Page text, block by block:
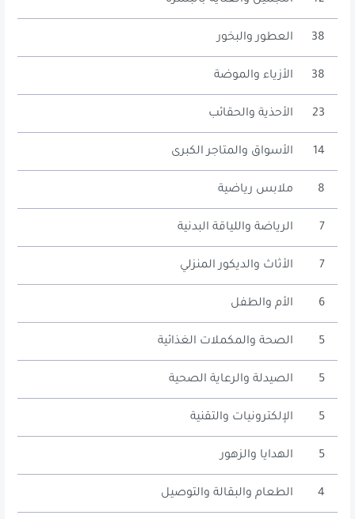
العطور والبخور 38
الأزياء والموضة 38
الأحذية والحقائب 23
الأسواق والمتاجر الكبرى 14
ملابس رياضية 8
الرياضة واللياقة البدنية
الأثاث والديكور المنزلي
الأم والطفل 6
الصحة والمكملات الغذائية 5
الصيدلة والرعاية الصحية 5
الإلكترونيات والتقنية 5
الهدايا والزهور 5
الطعام والبقالة والتوصيل 4